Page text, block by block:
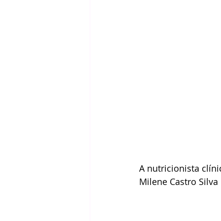
A nutricionista
Milene Castro Silva